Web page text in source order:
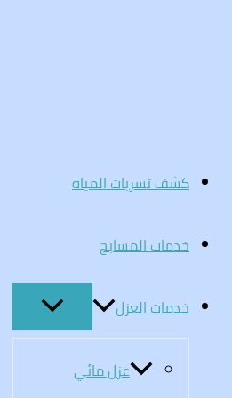
كشف تسربات المياه
خدمات المسابح
خدمات العزل
عزل مائي